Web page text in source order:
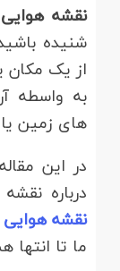
نقشه هوایی
شنیده
از یک مکان
به واسطه
های زمین
در این
درباره
نقشه هوایی
ما تا انتها